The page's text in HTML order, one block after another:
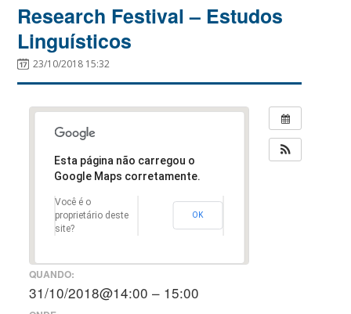
Research Festival – Estudos
Linguísticos
23/10/2018 15:32
Esta página não carregou o
Google Maps corretamente.
Você é o
proprietário deste
site?
OK
QUANDO:
31/10/2018@14:00 – 15:00